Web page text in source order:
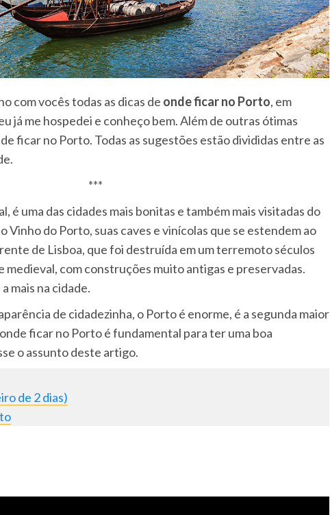
com vocês todas as dicas de onde ficar no Porto, em
já me hospedei e conheço bem. Além de outras ótimas
ficar no Porto. Todas as sugestões estão divididas entre as
***
é uma das cidades mais bonitas e também mais visitadas do
Vinho do Porto, suas caves e vinícolas que se estendem ao
de Lisboa, que foi destruída em um terremoto séculos
medieval, com construções muito antigas e preservadas.
mais na cidade.
de cidadezinha, o Porto é enorme, é a segunda maior
ficar no Porto é fundamental para ter uma boa
o assunto deste artigo.
de 2 dias)